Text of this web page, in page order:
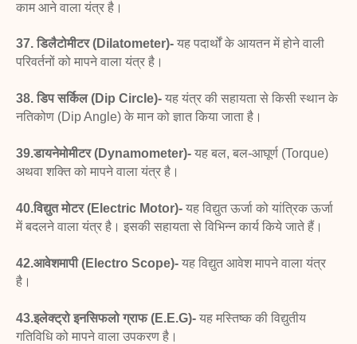
काम आने वाला यंत्र है।
37. डिलैटोमीटर (Dilatometer)- यह पदार्थों के आयतन मेंहोने वाली
परिवर्तनों को मापने वाला यंत्र है।
38. डिप सर्किल (Dip Circle)- यह यंत्र की सहायता से किसी स्थान के
नतिकोण (Dip Angle) के मान को ज्ञात किया जाता है।
39.डायनेमोमीटर (Dynamometer)- यह बल, बल-आघूर्ण (Torque)
अथवा शक्ति को मापने वाला यंत्र है।
40.विद्युत मोटर (Electric Motor)- यह विद्युत ऊर्जा को यांत्रिक ऊर्जा
में बदलने वाला यंत्र है। इसकी सहायता से विभिन्नकार्य किये जाते हैं।
42.आवेशमापी (Electro Scope)- यह विद्युत आवेश मापनेवाला यंत्र
है।
43.इलेक्ट्रो इनसिफलो ग्राफ (E.E.G)- यह मस्तिष्क की विद्युतीय
गतिविधि को मापने वाला उपकरण है।